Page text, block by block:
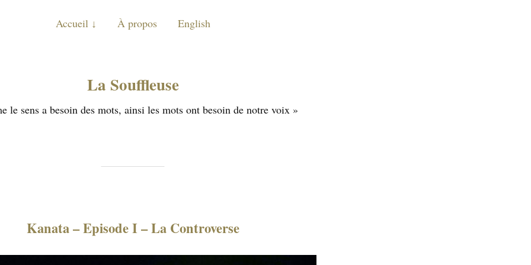
Accueil À propos English
La Souffleuse
le sens a besoin des mots, ainsi les mots ont besoin de notre voix »
Kanata – Episode I – La Controverse